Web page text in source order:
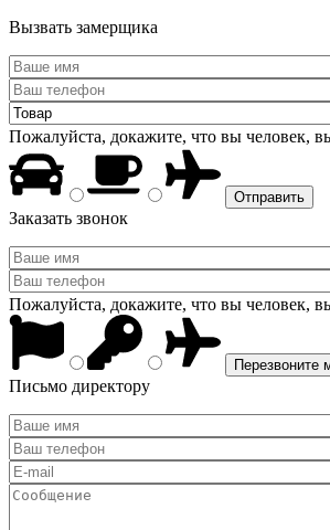
Вызвать замерщика
Пожалуйста, докажите, что вы человек,
Заказать звонок
Пожалуйста, докажите, что вы человек,
Письмо директору